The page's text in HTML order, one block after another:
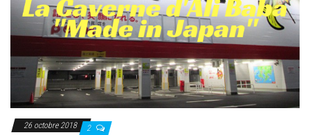
26 octobre 2018 2